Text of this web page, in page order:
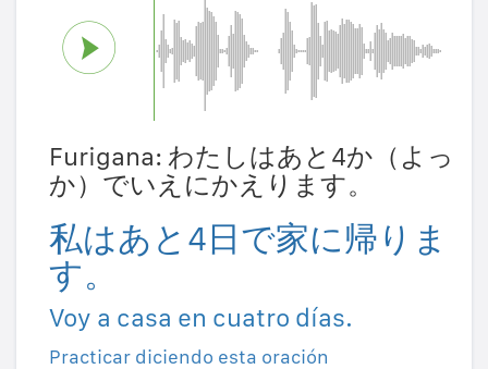
Furigana: わたしはあと4か（よっ
か）でいえにかえります。
私はあと4日で家に帰りま
す。
Voy a casa en cuatro días.
Practicar diciendo esta oración